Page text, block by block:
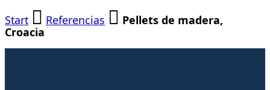
Start
Referencias
Pellets de madera,
Croacia